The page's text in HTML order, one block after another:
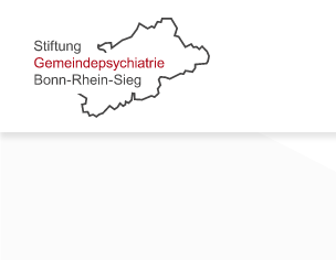
Zum
Inhalt
springen